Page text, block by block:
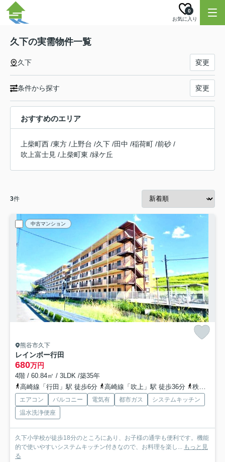
お気に入り
0
久下の実需物件一覧
久下 変更
条件から探す 変更
おすすめのエリア
上柴町西 /東方 / 上野台 /久下 /田中 /稲荷町 /前砂 /
吹上富士見 / 上柴町東 /緑ケ丘
3件
中古マンション
熊谷市久下
レインボー行田
680万円
4階 / 60.84㎡ / 3LDK /築35年
高崎線「行田」駅 徒歩6分
高崎線「吹上」駅 徒歩36分 秩父鉄道「ソシオ流通センター」駅 バス20分 埼玉県熊谷市「久下一丁目」 停歩5分
エアコン バルコニー 電気有 都市ガス
システムキッチン
温水洗浄便座
久下小学校が徒歩18分のところにあり、お子様の通学も便利です。機能
的で使いやすいシステムキッチン付きなので、お料理を楽し... もっと見
る